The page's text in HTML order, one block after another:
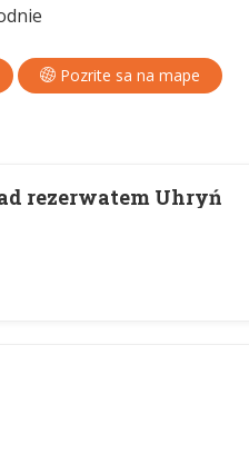
Pozrite sa na mape
rezerwatem Uhryń